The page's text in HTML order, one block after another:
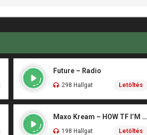
Future – Radio
298 Hallgat Letöltés
Maxo Kream – HOW TF I’M LUCKY
198 Hallgat Letöltés